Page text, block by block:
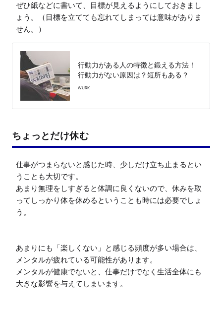
ぜひ紙などに書いて、目標が見えるようにしておきまし
ょう。（目標を立てても忘れてしまっては意味がありま
せん。）
行動力がある人の特徴と鍛える方法！
行動力がない原因は？短所もある？
WURK
ちょっとだけ休む
仕事がつまらないと感じた時、少しだけ立ち止まるとい
うことも大切です。
あまり無理をしすぎると体調に良くないので、休みを取
ってしっかり体を休めるということも時には必要でしょ
う。
あまりにも「楽しくない」と感じる頻度が多い場合は、
メンタルが疲れている可能性があります。
メンタルが健康でないと、仕事だけでなく生活全体にも
大きな影響を与えてしまいます。